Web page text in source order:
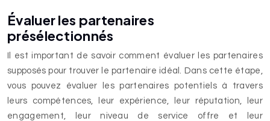
Évaluer les partenaires
présélectionnés
Il est important de savoir comment évaluer les partenaires
supposés pour trouver le partenaire idéal. Dans cette étape,
vous pouvez évaluer les partenaires potentiels à travers
leurs compétences, leur expérience, leur réputation, leur
engagement, leur niveau de service offre et leur